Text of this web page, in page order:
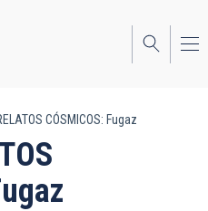
CÓSMICOS: Fugaz